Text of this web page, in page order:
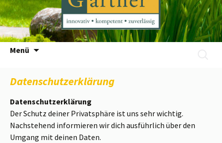
Menü
Zum
Datenschutzerklärung
Datenschutzerklärung
Der Schutz deiner Privatsphäre ist uns sehr wichtig.
Nachstehend informieren wir dich ausführlich über den
Umgang mit deinen Daten.